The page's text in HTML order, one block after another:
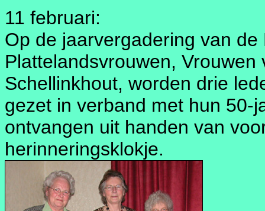
11 februari:
Op de jaarvergadering van
Plattelandsvrouwen,
Schellinkhout, worden drie
gezet in verband met hun 50-
ontvangen uit handen van
herinneringsklokje.